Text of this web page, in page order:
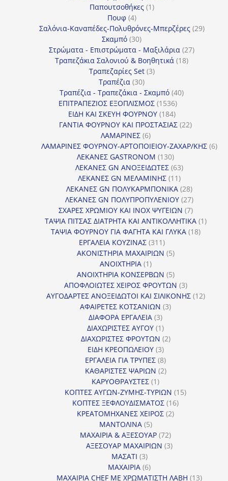
Παπουτσοθήκες 11
Πουφ 44
προϊόντα
Σαλόνια-Καναπέδες-Πολυθρόνες-Μπερζέρες 2929
Σκαμπό 3030
προϊόντα
Στρώματα - Επιστρώματα - Μαξιλάρια 2727
Τραπεζάκια Σαλονιού & Βοηθητικά 1818
Τραπεζαρίες Set 33
Τραπέζια 3030
προϊόντα
Τραπέζια - Τραπεζάκια - Σκαμπό 4040
ΕΠΙΤΡΑΠΕΖΙΟΣ ΕΞΟΠΛΙΣΜΟΣ 15361536
προϊόντα
ΕΙΔΗ ΚΑΙ ΣΚΕΥΗ ΦΟΥΡΝΟΥ 184184
προϊόντα
ΓΑΝΤΙΑ ΦΟΥΡΝΟΥ ΚΑΙ ΠΡΟΣΤΑΣΙΑΣ 2222
ΛΑΜΑΡΙΝΕΣ 66
προϊόντα
ΛΑΜΑΡΙΝΕΣ ΦΟΥΡΝΟΥ-ΑΡΤΟΠΟΙΕΙΟΥ-ΖΑΧΑΡ/ΚΗΣ 66
ΛΕΚΑΝΕΣ GASTRONOM 130130
προϊόντα
ΛΕΚΑΝΕΣ GN ΑΝΟΞΕΙΔΩΤΕΣ 6363
ΛΕΚΑΝΕΣ GN ΜΕΛΑΜΙΝΗΣ 1111
προϊόντα
ΛΕΚΑΝΕΣ GN ΠΟΛΥΚΑΡΜΠΟΝΙΚΑ 2828
προϊόντα
ΛΕΚΑΝΕΣ GN ΠΟΛΥΠΡΟΠΥΛΕΝΙΟΥ 2727
προϊόντα
ΣΧΑΡΕΣ ΧΡΩΜΙΟΥ ΚΑΙ INOX ΨΥΓΕΙΩΝ 77
προϊόντα
ΤΑΨΙΑ ΠΙΤΣΑΣ ΔΙΑΤΡΗΤΑ ΚΑΙ ΑΝΤΙΚΟΛΛΗΤΙΚΑ 11
ΤΑΨΙΑ ΦΟΥΡΝΟΥ ΓΙΑ ΦΑΓΗΤΑ ΚΑΙ ΓΛΥΚΑ 1818
ΕΡΓΑΛΕΙΑ ΚΟΥΖΙΝΑΣ 311311
προϊόντα
ΑΚΟΝΙΣΤΗΡΙΑ ΜΑΧΑΙΡΙΩΝ 55
ΑΝΟΙΧΤΗΡΙΑ 11
προϊόν
ΑΝΟΙΧΤΗΡΙΑ ΚΟΝΣΕΡΒΩΝ 55
προϊόντα
ΑΠΟΦΛΟΙΩΤΕΣ ΧΕΙΡΟΣ ΦΡΟΥΤΩΝ 33
προϊόντα
ΑΥΓΟΔΑΡΤΕΣ ΑΝΟΞΕΙΔΩΤΟΙ ΚΑΙ ΣΙΛΙΚΟΝΗΣ 1212
ΑΦΑΙΡΕΤΕΣ ΚΟΤΣΑΝΙΩΝ 33
ΔΙΑΦΟΡΑ ΕΡΓΑΛΕΙΑ 33
προϊόντα
ΔΙΑΧΩΡΙΣΤΕΣ ΑΥΓΟΥ 11
προϊόν
ΔΙΑΧΩΡΙΣΤΕΣ ΦΡΟΥΤΩΝ 22
ΕΙΔΗ ΚΡΕΟΠΩΛΕΙΟΥ 33
προϊόντα
ΕΡΓΑΛΕΙΑ ΓΙΑ ΤΡΥΠΕΣ 88
προϊόντα
ΚΑΘΑΡΙΣΤΕΣ ΨΑΡΙΩΝ 22
ΚΑΡΥΟΘΡΑΥΣΤΕΣ 11
προϊόν
ΚΟΠΤΕΣ ΑΥΓΩΝ-ΖΥΜΗΣ-ΤΥΡΙΩΝ 1515
ΚΟΠΤΕΣ ΞΕΦΛΟΥΔΙΣΜΑΤΟΣ 1616
ΚΡΕΑΤΟΜΗΧΑΝΕΣ ΧΕΙΡΟΣ 22
ΜΑΝΤΟΛΙΝΑ 55
προϊόντα
ΜΑΧΑΙΡΙΑ & ΑΞΕΣΟΥΑΡ 7272
προϊόντα
ΑΞΕΣΟΥΑΡ ΜΑΧΑΙΡΙΩΝ 33
ΜΑΣΑΤΙ 33
προϊόντα
ΜΑΧΑΙΡΙΑ 66
προϊόντα
ΜΑΧΑΙΡΙΑ CHEF ΜΕ ΧΡΩΜΑΤΙΣΤΗ ΛΑΒΗ 1313